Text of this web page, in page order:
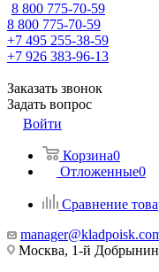
8 800 775-70-59
8 800 775-70-59
+7 495 255-38-59
+7 926 383-96-13
Заказать звонок
Задать вопрос
Войти
Корзина0
Отложенные0
Сравнение
Москва, 1-й